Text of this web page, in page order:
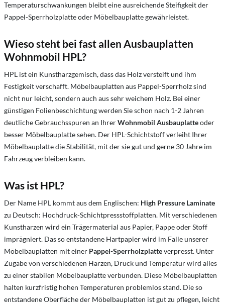
Temperaturschwankungen bleibt eine ausreichende Steifigkeit der
Pappel-Sperrholzplatte oder Möbelbauplatte gewährleistet.
Wieso steht bei fast allen Ausbauplatten
Wohnmobil HPL?
HPL ist ein Kunstharzgemisch, dass das Holz versteift und ihm
Festigkeit verschafft. Möbelbauplatten aus Pappel-Sperrholz sind
nicht nur leicht, sondern auch aus sehr weichem Holz. Bei einer
günstigen Folienbeschichtung werden Sie schon nach 1-2 Jahren
deutliche Gebrauchsspuren an IhrerWohnmobil Ausbauplatteoder
besser Möbelbauplatte sehen. Der HPL-Schichtstoff verleiht Ihrer
Möbelbauplatte die Stabilität, mit der sie gut und gerne 30 Jahre im
Fahrzeug verbleiben kann.
Was ist HPL?
Der Name HPL kommt aus dem Englischen: High Pressure Laminate
zu Deutsch: Hochdruck-Schichtpressstoffplatten. Mit verschiedenen
Kunstharzen wird ein Trägermaterial aus Papier, Pappe oder Stoff
imprägniert. Das so entstandene Hartpapier wird im Falle unserer
Möbelbauplatten mit einer Pappel-Sperrholzplatteverpresst. Unter
Zugabe von verschiedenen Harzen, Druck und Temperatur wird alles
zu einer stabilen Möbelbauplatte verbunden. Diese Möbelbauplatten
halten kurzfristig hohen Temperaturen problemlos stand. Die so
entstandene Oberfläche der Möbelbauplatten ist gut zu pflegen, leicht